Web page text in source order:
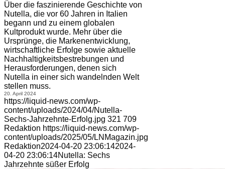
Über die faszinierende Geschichte von
Nutella, die vor 60 Jahren in Italien
begann und zu einem globalen
Kultprodukt wurde. Mehr über die
Ursprünge, die Markenentwicklung,
wirtschaftliche Erfolge sowie aktuelle
Nachhaltigkeitsbestrebungen und
Herausforderungen, denen sich
Nutella in einer sich wandelnden Welt
stellen muss.
20. April 2024
https://liquid-news.com/wp-
content/uploads/2024/04/Nutella-
Sechs-Jahrzehnte-Erfolg.jpg 321 709
Redaktion https://liquid-news.com/wp-
content/uploads/2025/05/LNMagazin.jpg
Redaktion2024-04-20 23:06:142024-
04-20 23:06:14Nutella: Sechs
Jahrzehnte süßer Erfolg